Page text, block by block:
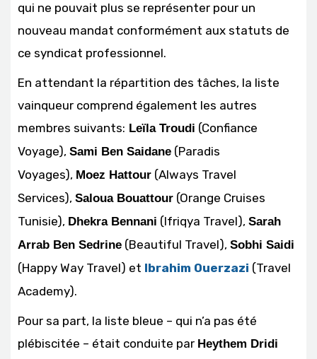
qui ne pouvait plus se représenter pour un
nouveau mandat conformément aux statuts de
ce syndicat professionnel.
En attendant la répartition des tâches, la liste
vainqueur comprend également les autres
membres suivants: Leïla Troudi (Confiance
Voyage), Sami Ben Saidane (Paradis
Voyages), Moez Hattour (Always Travel
Services), Saloua Bouattour (Orange Cruises
Tunisie), Dhekra Bennani (Ifriqya Travel), Sarah
Arrab Ben Sedrine (Beautiful Travel), Sobhi Saidi
(Happy Way Travel) et Ibrahim Ouerzazi (Travel
Academy).
Pour sa part, la liste bleue – qui n’a pas été
plébiscitée – était conduite par Heythem Dridi